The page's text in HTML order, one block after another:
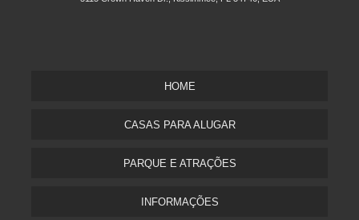
HOME
CASAS PARA ALUGAR
PARQUE E ATRAÇÕES
INFORMAÇÕES